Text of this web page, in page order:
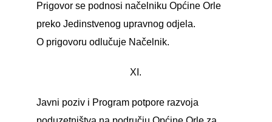
Prigovor se podnosi načelniku Općine Orle
preko Jedinstvenog upravnog odjela.
O prigovoru odlučuje Načelnik.
XI.
Javni poziv i Program potpore razvoja